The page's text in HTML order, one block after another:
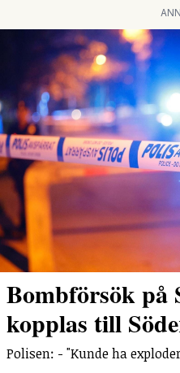
Bombförsök på
kopplas till
Polisen: - "Kunde ha